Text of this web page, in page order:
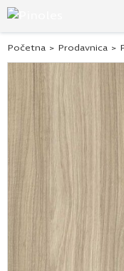
Početna > Prodavnica >